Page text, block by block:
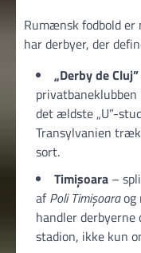
Rumænsk fodbold er
har derbyer, der
„Derby de Cluj”
det ældste „U”-
Transylvanien
sort.
Timișoara –
afPoli Timișoaraog
handler
stadion, ikke kun